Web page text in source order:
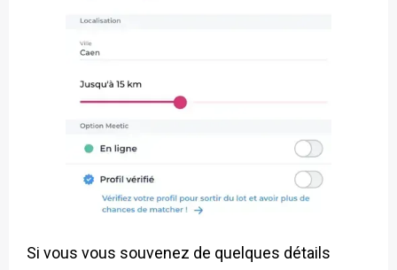
Si vous vous souvenez de quelques détails